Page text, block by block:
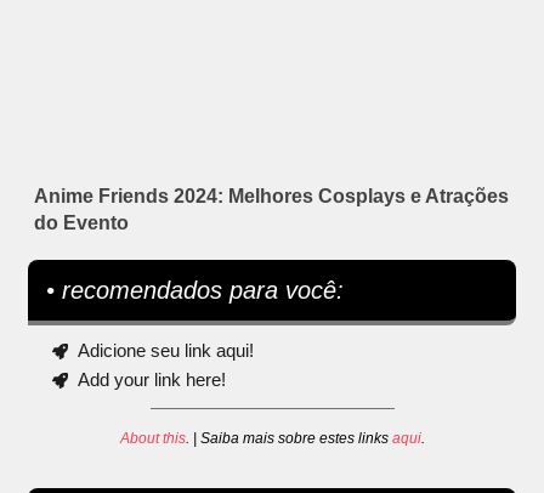
Anime Friends 2024: Melhores Cosplays e Atrações
do Evento
• recomendados para você:
Adicione seu link aqui!
Add your link here!
About this. | Saiba mais sobre estes links aqui.